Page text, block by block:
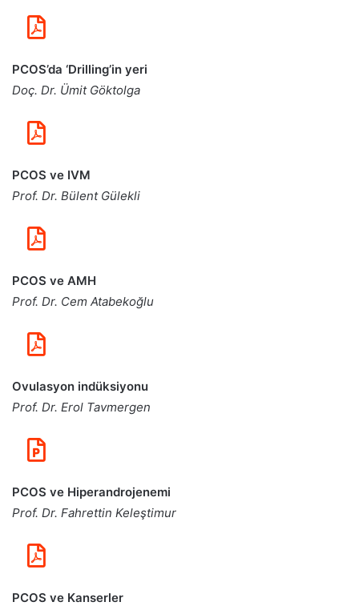
PCOS’da ‘Drilling’in yeri
Doç. Dr. Ümit Göktolga
PCOS ve IVM
Prof. Dr. Bülent Gülekli
PCOS ve AMH
Prof. Dr. Cem Atabekoğlu
Ovulasyon indüksiyonu
Prof. Dr. Erol Tavmergen
PCOS ve Hiperandrojenemi
Prof. Dr. Fahrettin Keleştimur
PCOS ve Kanserler